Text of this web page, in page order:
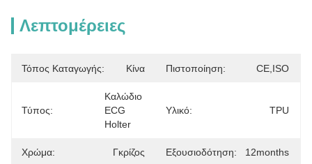
Λεπτομέρειες
Τόπος Καταγωγής: Κίνα Πιστοποίηση: CE,ISO
Τύπος:
Καλώδιο
ECG
Holter
Υλικό: TPU
Χρώμα: Γκρίζος Εξουσιοδότηση: 12months